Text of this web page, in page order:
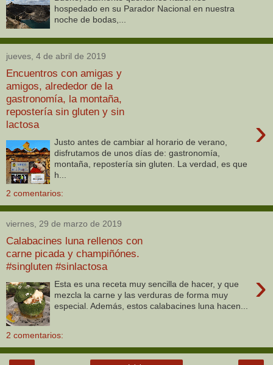
hospedado en su Parador Nacional en nuestra
noche de bodas,...
jueves, 4 de abril de 2019
Encuentros con amigas y
amigos, alrededor de la
gastronomía, la montaña,
repostería sin gluten y sin
lactosa
›
Justo antes de cambiar al horario de verano,
disfrutamos de unos días de: gastronomía,
montaña, repostería sin gluten. La verdad, es que
h...
2 comentarios:
viernes, 29 de marzo de 2019
Calabacines luna rellenos con
carne picada y champiñónes.
#singluten #sinlactosa
›
Esta es una receta muy sencilla de hacer, y que
mezcla la carne y las verduras de forma muy
especial. Además, estos calabacines luna hacen...
2 comentarios: